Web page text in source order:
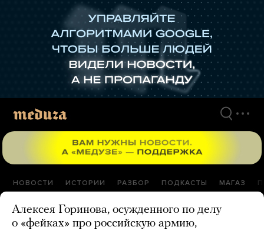
НОВОСТИ ИСТОРИИ РАЗБОР ПОДКАСТЫ МАГАЗ
Алексея Горинова, осужденного по делу
о «фейках» про российскую армию,